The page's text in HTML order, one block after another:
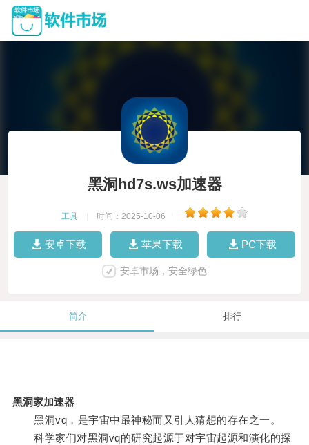
黑洞hd7s.ws加速器
工具 时间：2025-10-06
安卓下载 苹果下载 PC下载
安卓市场，安全绿色
简介 排行
黑洞家加速器
黑洞vq，是宇宙中最神秘而又引人猜想的存在之一。
科学家们对黑洞vq的研究起源于对宇宙起源和演化的探